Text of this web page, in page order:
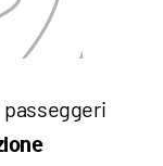
passeggeri